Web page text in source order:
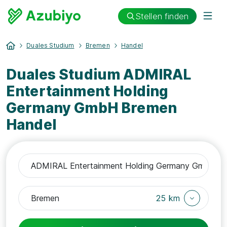
Stellen finden
Duales Studium Bremen Handel
Duales Studium ADMIRAL
Entertainment Holding
Germany GmbH Bremen
Handel
25 km